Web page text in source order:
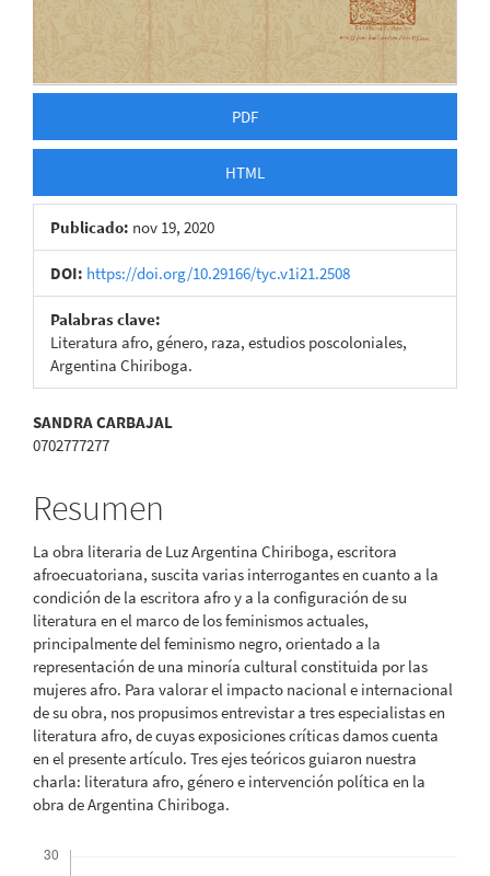
PDF
HTML
Publicado: nov 19, 2020
DOI: https://doi.org/10.29166/tyc.v1i21.2508
Palabras clave:
Literatura afro, género, raza, estudios poscoloniales,
Argentina Chiriboga.
Contenido
del
artículo
SANDRA CARBAJAL
0702777277
Resumen
La obra literaria de Luz Argentina Chiriboga, escritora
afroecuatoriana, suscita varias interrogantes en cuanto a la
condición de la escritora afro y a la configuración de su
literatura en el marco de los feminismos actuales,
principalmente del feminismo negro, orientado a la
representación de una minoría cultural constituida por las
mujeres afro. Para valorar el impacto nacional e internacional
de su obra, nos propusimos entrevistar a tres especialistas en
literatura afro, de cuyas exposiciones críticas damos cuenta
en el presente artículo. Tres ejes teóricos guiaron nuestra
charla: literatura afro, género e intervención política en la
obra de Argentina Chiriboga.